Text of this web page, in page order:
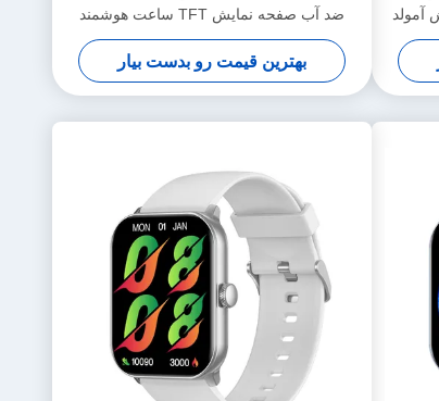
آمولد
ضد آب صفحه نمایش TFT ساعت هوشمند
بهترین قیمت رو بدست بیار